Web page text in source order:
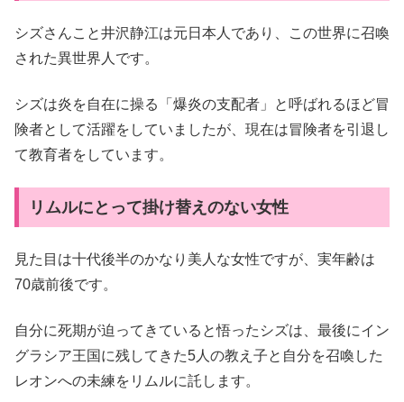
シズさんこと井沢静江は元日本人であり、この世界に召喚
された異世界人です。
シズは炎を自在に操る「爆炎の支配者」と呼ばれるほど冒
険者として活躍をしていましたが、現在は冒険者を引退し
て教育者をしています。
リムルにとって掛け替えのない女性
見た目は十代後半のかなり美人な女性ですが、実年齢は
70歳前後です。
自分に死期が迫ってきていると悟ったシズは、最後にイン
グラシア王国に残してきた5人の教え子と自分を召喚した
レオンへの未練をリムルに託します。